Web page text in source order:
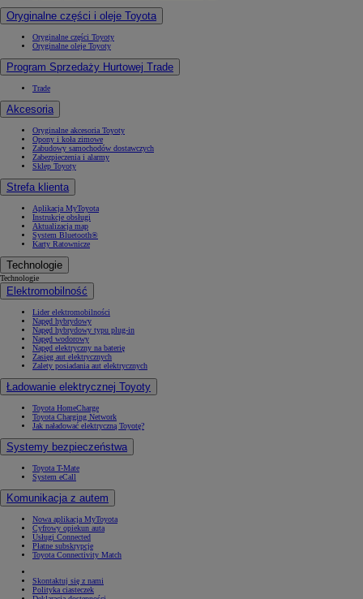
Oryginalne części i oleje Toyota
Oryginalne części Toyoty
Oryginalne oleje Toyoty
Program Sprzedaży Hurtowej Trade
Trade
Akcesoria
Oryginalne akcesoria Toyoty
Opony i koła zimowe
Zabudowy samochodów dostawczych
Zabezpieczenia i alarmy
Sklep Toyoty
Strefa klienta
Aplikacja MyToyota
Instrukcje obsługi
Aktualizacja map
System Bluetooth®
Karty Ratownicze
Technologie
Technologie
Elektromobilność
Lider elektromobilności
Napęd hybrydowy
Napęd hybrydowy typu plug-in
Napęd wodorowy
Napęd elektryczny na baterię
Zasięg aut elektrycznych
Zalety posiadania aut elektrycznych
Ładowanie elektrycznej Toyoty
Toyota HomeCharge
Toyota Charging Network
Jak naładować elektryczną Toyotę?
Systemy bezpieczeństwa
Toyota T-Mate
System eCall
Komunikacja z autem
Nowa aplikacja MyToyota
Cyfrowy opiekun auta
Usługi Connected
Płatne subskrypcje
Toyota Connectivity Match
Skontaktuj się z nami
Polityka ciasteczek